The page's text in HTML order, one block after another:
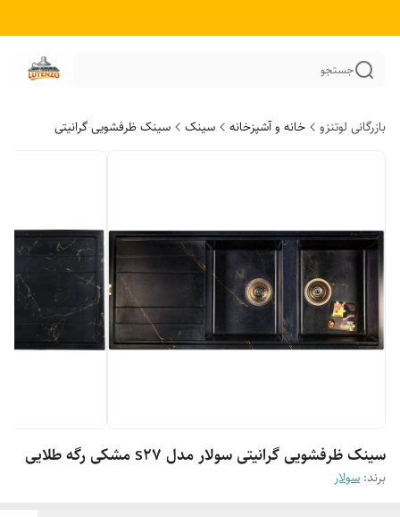
جستجو
بازرگانی لوتنزو خانه و آشپزخانه سینک سینک ظرفشویی گرانیتی
سینک ظرفشویی گرانیتی سولار مدل s27 مشکی رگه طلایی
برند: سولار